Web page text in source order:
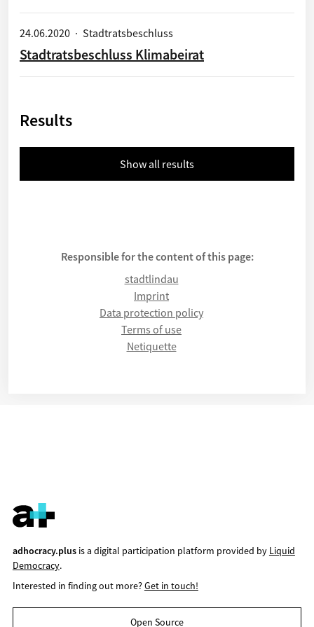
24.06.2020 · Stadtratsbeschluss
Stadtratsbeschluss Klimabeirat
Results
Show all results
Responsible for the content of this page:
stadtlindau
Imprint
Data protection policy
Terms of use
Netiquette
adhocracy.plusis a digital participation platform provided by Liquid
Democracy.
Interested in finding out more?Get in touch!
Open Source